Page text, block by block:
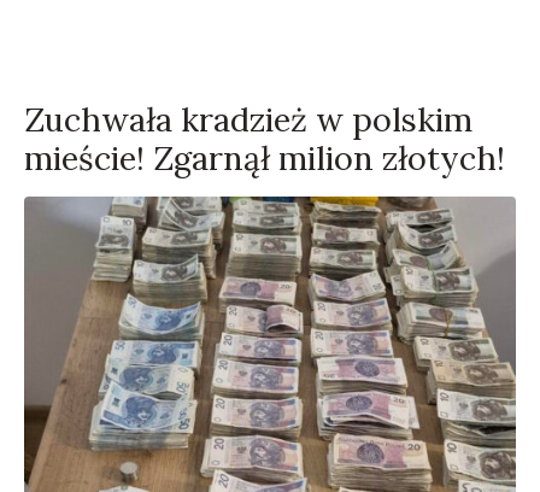
Zuchwała kradzież w polskim
mieście! Zgarnął milion złotych!